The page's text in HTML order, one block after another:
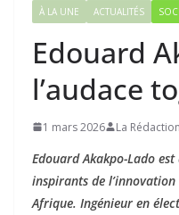
À LA UNE ACTUALITÉS
Edouard
l’audace
1 mars 2026 La Rédaction
Edouard Akakpo-Lado est
inspirants de
Afrique. Ingénieur en